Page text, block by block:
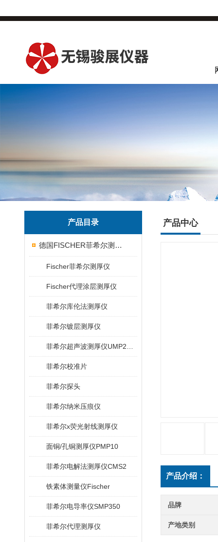
产品目录
德国FISCHER菲希尔测厚仪
Fischer菲希尔测厚仪
Fischer代理涂层测厚仪
菲希尔库伦法测厚仪
菲希尔镀层测厚仪
菲希尔校准片
菲希尔探头
菲希尔纳米压痕仪
菲希尔x荧光射线测厚仪
面铜/孔铜测厚仪PMP10
菲希尔电解法测厚仪CMS2
铁素体测量仪Fischer
菲希尔电导率仪SMP350
菲希尔代理测厚仪
产品中心
产品介绍：
品牌
产地类别